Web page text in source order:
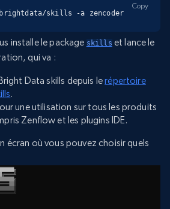
skills -a zencoder
Copy
installe le package skills et lance le
qui va :
Data skills depuis lerépertoire
.
une utilisation sur tous les produits
Zenflow et les plugins IDE.
écran où vous pouvez choisir quels